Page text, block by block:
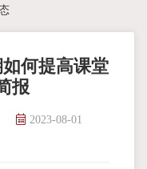
何提高课堂
报
2023-08-01